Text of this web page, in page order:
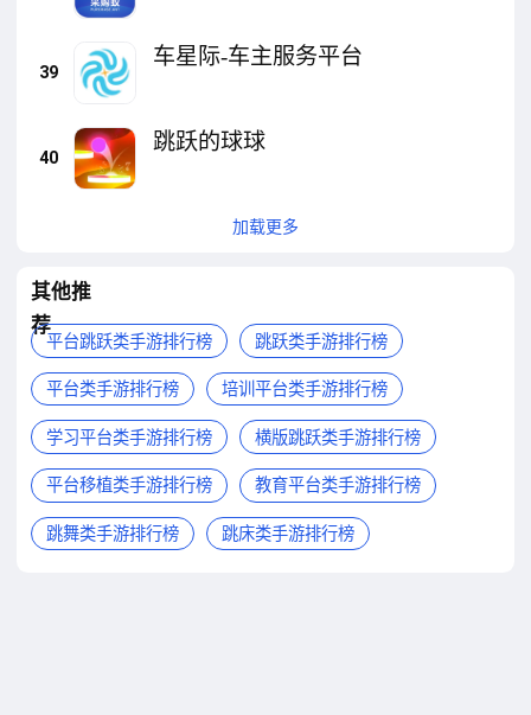
39
车星际-车主服务平台
40
跳跃的球球
加载更多
其他推
荐
平台跳跃类手游排行榜 跳跃类手游排行榜
平台类手游排行榜 培训平台类手游排行榜
学习平台类手游排行榜 横版跳跃类手游排行榜
平台移植类手游排行榜 教育平台类手游排行榜
跳舞类手游排行榜 跳床类手游排行榜